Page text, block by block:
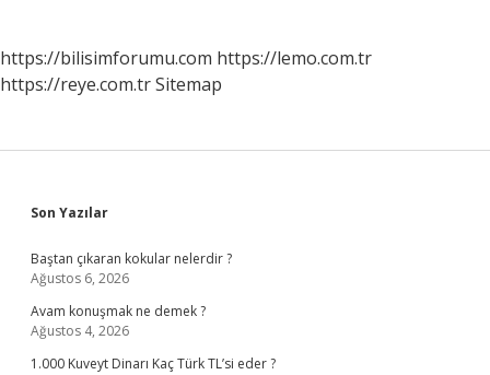
https://bilisimforumu.com https://lemo.com.tr
https://reye.com.trSitemap
Sidebar
Son Yazılar
Baştan çıkaran kokular nelerdir ?
Ağustos 6, 2026
Avam konuşmak ne demek ?
Ağustos 4, 2026
1.000 Kuveyt Dinarı Kaç Türk TL’si eder ?